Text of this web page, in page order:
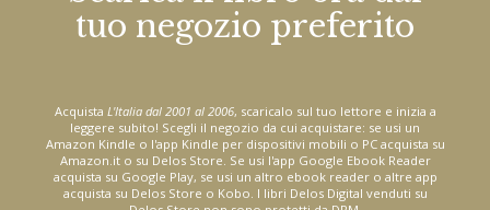
tuo negozio preferito
Acquista L'Italia dal 2001 al 2006, scaricalo sul tuo lettore e inizia a
leggere subito! Scegli il negozio da cui acquistare: se usi un
Amazon Kindle o l'app Kindle per dispositivi mobili o PC acquista su
Amazon.it o su Delos Store. Se usi l'app Google Ebook Reader
acquista su Google Play, se usi un altro ebook reader o altre app
acquista su Delos Store o Kobo. I libri Delos Digital venduti su